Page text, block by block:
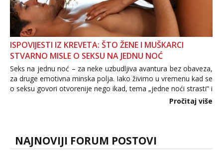
ISPOVIJESTI IZ KREVETA: ŠTO ŽENE I MUŠKARCI
STVARNO MISLE O SEKSU NA JEDNU NOĆ
Seks na jednu noć – za neke uzbudljiva avantura bez obaveza,
za druge emotivna minska polja. Iako živimo u vremenu kad se
o seksu govori otvorenije nego ikad, tema „jedne noći strasti“ i
dalje izaziva burne rasprave. Što zapravo misle žene, a što
Pročitaj više
NAJNOVIJI FORUM POSTOVI